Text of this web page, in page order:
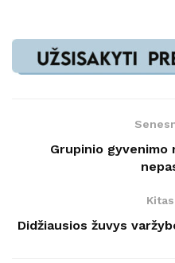
Grupinio
Didžiausios žuvys